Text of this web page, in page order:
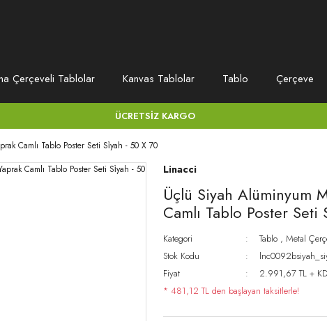
Çerçeveli Tablolar Kanvas Tablolar Tablo Çerçeve
ÜCRETSİZ KARGO
Camlı Tablo Poster Seti Si̇yah - 50 X 70
Linacci
Üçlü Siyah Alüminyum
Camlı Tablo Poster
Kategori Tablo , Metal
Stok Kodu
Fiyat
2.991,67 TL +
* 481,12 TL den başlayan taksitlerle!